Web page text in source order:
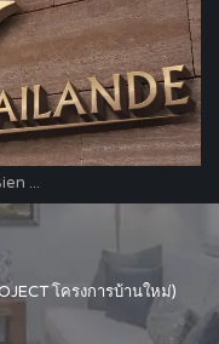
...
โครงการบ้านใหม่)